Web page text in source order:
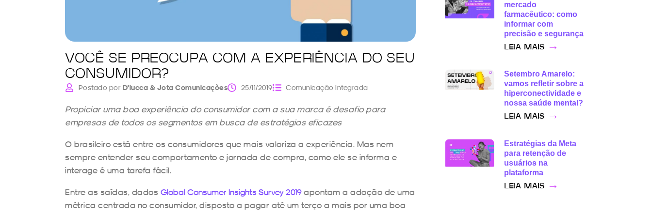
VOCÊ SE PREOCUPA COM A EXPERIÊNCIA DO SEU
CONSUMIDOR?
Postado por D'lucca & Jota Comunicações 25/11/2019 Comunicação Integrada
Propiciar uma boa experiência do consumidor com a sua marca é desafio para
empresas de todos os segmentos em busca de estratégias eficazes
O brasileiro está entre os consumidores que mais valoriza a experiência. Mas nem
sempre entender seu comportamento e jornada de compra, como ele se informa e
interage é uma tarefa fácil.
Entre as saídas, dados Global Consumer Insights Survey 2019apontam a adoção de uma
métrica centrada no consumidor, disposto a pagar até um terço a mais por uma boa
mercado
farmacêutico: como
informar com
precisão e segurança
LEIA MAIS →
Setembro Amarelo:
vamos refletir sobre a
hiperconectividade e
nossa saúde mental?
LEIA MAIS →
Estratégias da Meta
para retenção de
usuários na
plataforma
LEIA MAIS →